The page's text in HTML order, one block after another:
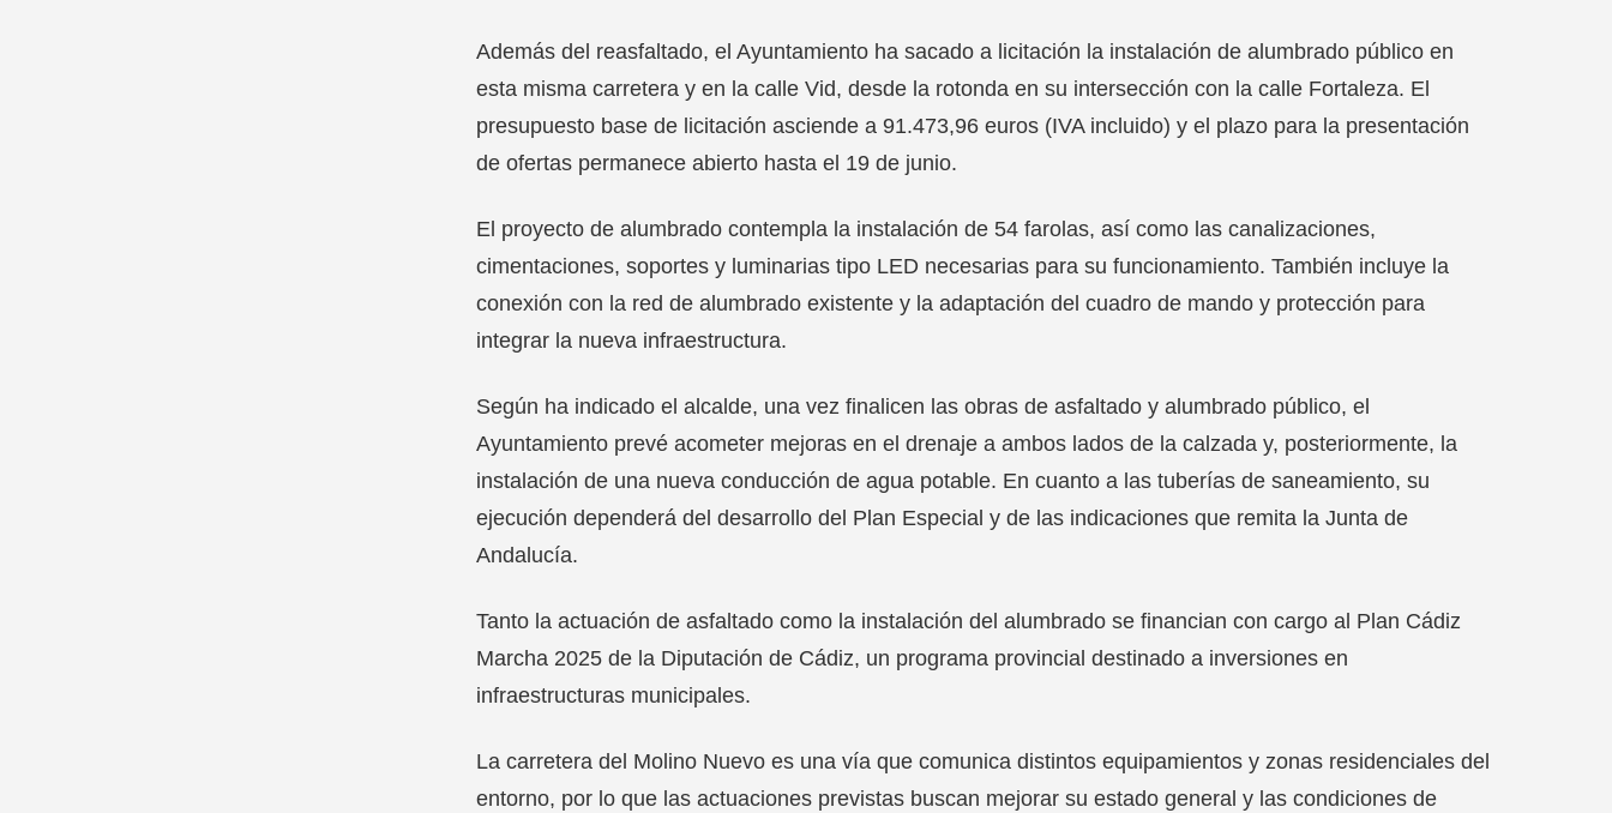
Además del reasfaltado, el Ayuntamiento ha sacado a licitación la instalación de alumbrado público en
esta misma carretera y en la calle Vid, desde la rotonda en su intersección con la calle Fortaleza. El
presupuesto base de licitación asciende a 91.473,96 euros (IVA incluido) y el plazo para la presentación
de ofertas permanece abierto hasta el 19 de junio.
El proyecto de alumbrado contempla la instalación de 54 farolas, así como las canalizaciones,
cimentaciones, soportes y luminarias tipo LED necesarias para su funcionamiento. También incluye la
conexión con la red de alumbrado existente y la adaptación del cuadro de mando y protección para
integrar la nueva infraestructura.
Según ha indicado el alcalde, una vez finalicen las obras de asfaltado y alumbrado público, el
Ayuntamiento prevé acometer mejoras en el drenaje a ambos lados de la calzada y, posteriormente, la
instalación de una nueva conducción de agua potable. En cuanto a las tuberías de saneamiento, su
ejecución dependerá del desarrollo del Plan Especial y de las indicaciones que remita la Junta de
Andalucía.
Tanto la actuación de asfaltado como la instalación del alumbrado se financian con cargo al Plan Cádiz
Marcha 2025 de la Diputación de Cádiz, un programa provincial destinado a inversiones en
infraestructuras municipales.
La carretera del Molino Nuevo es una vía que comunica distintos equipamientos y zonas residenciales del
entorno, por lo que las actuaciones previstas buscan mejorar su estado general y las condiciones de